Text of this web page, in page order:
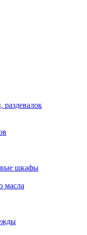
шкафы
масла